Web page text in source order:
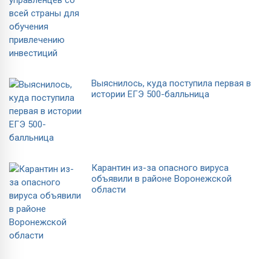
Выяснилось, куда поступила первая в
истории ЕГЭ 500-балльница
Карантин из-за опасного вируса
объявили в районе Воронежской
области